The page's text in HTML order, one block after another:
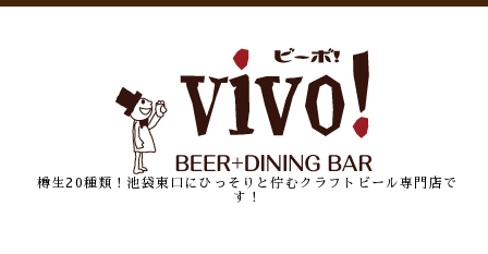
樽生20種類！池袋東口にひっそりと佇むクラフトビール専門店で
す！